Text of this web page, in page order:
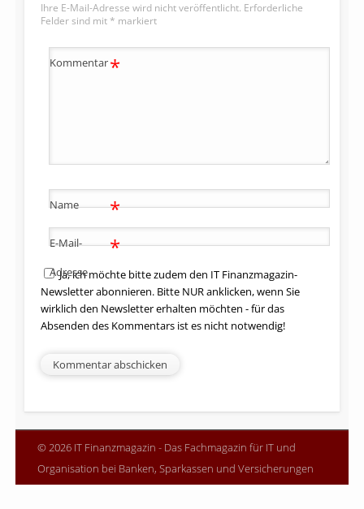
Ihre E-Mail-Adresse wird nicht veröffentlicht. Erforderliche
Felder sind mit * markiert
Kommentar*
Name *
E-Mail-
Adresse
*
Ja, ich möchte bitte zudem den IT Finanzmagazin-
Newsletter abonnieren. Bitte NUR anklicken, wenn Sie
wirklich den Newsletter erhalten möchten - für das
Absenden des Kommentars ist es nicht notwendig!
© 2026 IT Finanzmagazin - Das Fachmagazin für IT und
Organisation bei Banken, Sparkassen und Versicherungen